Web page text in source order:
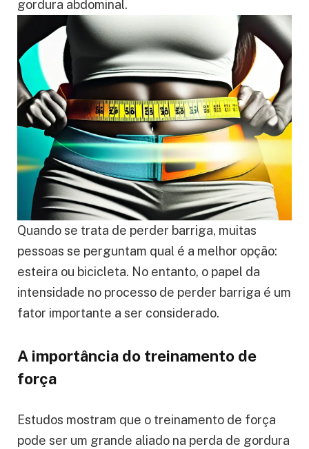
gordura abdominal.
Quando se trata de perder barriga, muitas
pessoas se perguntam qual é a melhor opção:
esteira ou bicicleta. No entanto, o papel da
intensidade no processo de perder barriga é um
fator importante a ser considerado.
A importância do treinamento de
força
Estudos mostram que o treinamento de força
pode ser um grande aliado na perda de gordura